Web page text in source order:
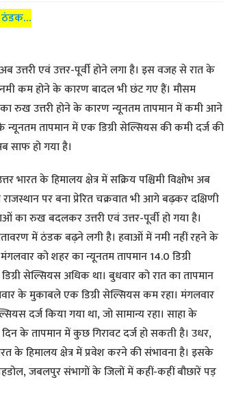
ठंडक…
एवं उत्तर-पूर्वी होने लगा है। इस वजह से रात के
कम होने के कारण बादल भी छंट गए हैं। मौसम
रुख उत्तरी होने के कारण न्यूनतम तापमान में कमी आने
तापमान में एक डिग्री सेल्सियस की कमी दर्ज की
साफ हो गया है।
भारत के हिमालय क्षेत्र में सक्रिय पश्चिमी विक्षोभ अब
पर बना प्रेरित चक्रवात भी आगे बढ़कर दक्षिणी
रुख बदलकर उत्तरी एवं उत्तर-पूर्वी हो गया है।
में ठंडक बढ़ने लगी है। हवाओं में नमी नहीं रहने के
को शहर का न्यूनतम तापमान 14.0 डिग्री
सेल्सियस अधिक था। बुधवार को रात का तापमान
के मुकाबले एक डिग्री सेल्सियस कम रहा। मंगलवार
दर्ज किया गया था, जो सामान्य रहा। साहा के
के तापमान में कुछ गिरावट दर्ज हो सकती है। उधर,
के हिमालय क्षेत्र में प्रवेश करने की संभावना है। इसके
जबलपुर संभागों के जिलों में कहीं-कहीं बौछारें पड़